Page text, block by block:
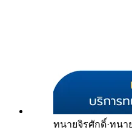
ทนายจิรศักดิ์·ทนา